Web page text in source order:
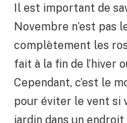
Il est important de
Novembre n’est pas
complètement les
fait à la fin de l’hiver
Cependant, c’est le
pour éviter le vent si
jardin dans un